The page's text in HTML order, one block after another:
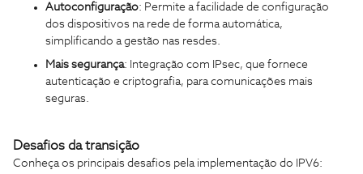
Autoconfiguração: Permite a facilidade de configuração
dos dispositivos na rede de forma automática,
simplificando a gestão nas resdes.
Mais segurança: Integração com IPsec, que fornece
autenticação e criptografia, para comunicações mais
seguras.
Desafios da transição
Conheça os principais desafios pela implementação do IPV6: